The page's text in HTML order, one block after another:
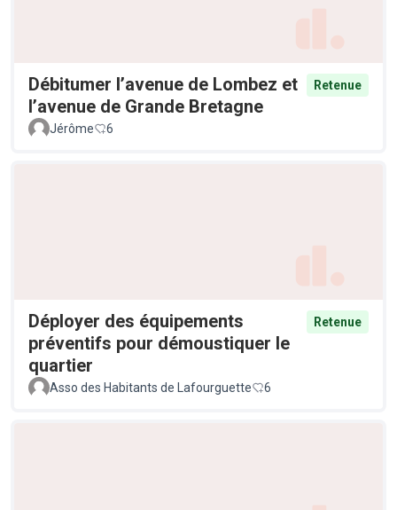
Débitumer l’avenue de Lombez et
l’avenue de Grande Bretagne
Retenue
Jérôme 6
Déployer des équipements
préventifs pour démoustiquer le
quartier
Retenue
Asso des Habitants de Lafourguette 6